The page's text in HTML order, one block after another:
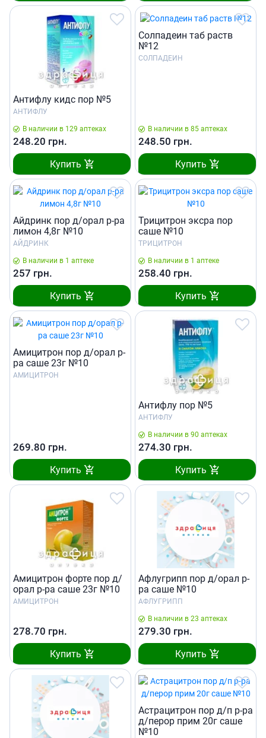
Антифлу кидс пор №5
АНТИФЛУ
В наличии в 129 аптеках
248.20 грн.
Купить
Солпадеин таб раств
№12
СОЛПАДЕИН
В наличии в 85 аптеках
248.50 грн.
Купить
Айдринк пор д/орал р-ра
лимон 4,8г №10
АЙДРИНК
В наличии в 1 аптеке
257 грн.
Купить
Трицитрон эксра пор
саше №10
ТРИЦИТРОН
В наличии в 1 аптеке
258.40 грн.
Купить
Амицитрон пор д/орал р-
ра саше 23г №10
АМИЦИТРОН
269.80 грн.
Купить
Антифлу пор №5
АНТИФЛУ
В наличии в 90 аптеках
274.30 грн.
Купить
Амицитрон форте пор д/
орал р-ра саше 23г №10
АМИЦИТРОН
278.70 грн.
Купить
Афлугрипп пор д/орал р-
ра саше №10
АФЛУГРИПП
В наличии в 23 аптеках
279.30 грн.
Купить
Астрацитрон пор д/п р-ра
д/перор прим 20г саше
№10